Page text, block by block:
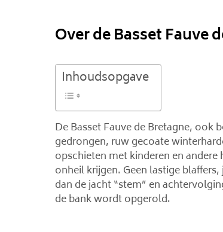
Over de Basset Fauve
Inhoudsopgave
De Basset Fauve de Bretagne, ook
gedrongen, ruw gecoate
opschieten met kinderen en
onheil krijgen. Geen lastige
dan de jacht “stem” en
de bank wordt opgerold.